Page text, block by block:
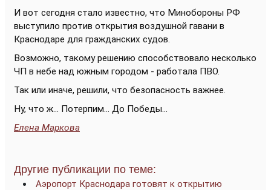
И вот сегодня стало известно, что Минобороны РФ
выступило против открытия воздушной гавани в
Краснодаре для гражданских судов.
Возможно, такому решению способствовало несколько
ЧП в небе над южным городом - работала ПВО.
Так или иначе, решили, что безопасность важнее.
Ну, что ж... Потерпим... До Победы...
Елена Маркова
Другие публикации по теме:
Аэропорт Краснодара готовят к открытию